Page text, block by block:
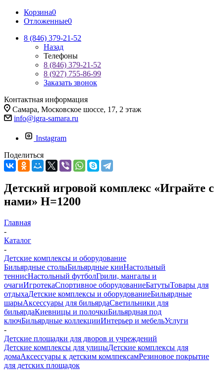
Корзина0
Отложенные0
8 (846) 379-21-52
Назад
Телефоны
8 (846) 379-21-52
8 (927) 755-86-99
Заказать звонок
Контактная информация
Самара, Московское шоссе, 17, 2 этаж
info@igra-samara.ru
Instagram
Поделиться
Детский игровой комплекс «Играйте с
нами» H=1200
Главная
-
Каталог
-
Детские комплексы и оборудование
Бильярдные столыБильярдные кииНастольный
теннисНастольный футболГрили, мангалы и
очагиИгротекаСпортивное оборудованиеБатутыТовары для
отдыхаДетские комплексы и оборудованиеБильярдные
шарыАксессуары для бильярдаСветильники для
бильярдаКиевницы и полочкиБильярдная под
ключБильярдные коллекцииИнтерьер и мебельУслуги
-
Детские площадки для дворов и учреждений
Детские комплексы для улицыДетские комплексы для
домаАксессуары к детским комлпексамРезиновое покрытие
для детских площадок